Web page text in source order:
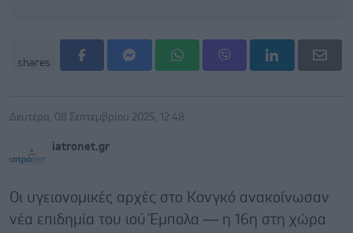
shares
Δευτέρα, 08 Σεπτεμβρίου 2025, 12:48
iatronet.gr
Οι υγειονομικές αρχές στο Κονγκό ανακοίνωσαν
νέα επιδημία του ιού Έμπολα — η 16η στη χώρα